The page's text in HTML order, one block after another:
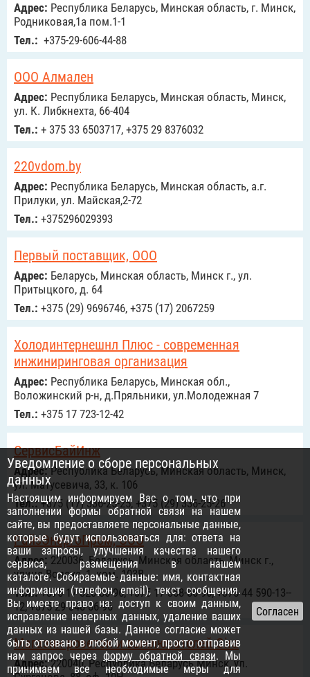
Адрес: Республика Беларусь, Минская область, г. Минск,
Родниковая,1а пом.1-1
Тел.: +375-29-606-44-88
ООО Алмален
Адрес: Республика Беларусь, Минская область, Минск,
ул. К. Либкнехта, 66-404
Тел.: + 375 33 6503717, +375 29 8376032
220vdom.by
Адрес: Республика Беларусь, Минская область, а.г.
Прилуки, ул. Майская,2-72
Тел.: +375296029393
Первый поставщик, ООО
Адрес: Беларусь, Минская область, Минск г., ул.
Притыцкого, д. 64
Тел.: +375 (29) 9696746, +375 (17) 2067259
Холодинтернешнл Плюс - современная
инжиниринговая организация
Адрес: Республика Беларусь, Минская обл.,
Воложинский р-н, д.Пряльники, ул.Молодежная 7
Тел.: +375 17 723-12-42
СервисБайИнж
Адрес:Республика Беларусь, Минская область, Минск,
ул. Матусевича, 33, к. 106
Тел.:+375 (17) 336-25-25, +375 (29) 336-25-26
РайзЭнергоПром, ООО
Адрес: 220036, Беларусь, Минская область, Минск г.,
улица Волоха, 1, ком. 103В
Тел.:+375 17 320-86-96, +375 17 358-86-96, +375 44 590­-13-­
12, +375 29 348­-86-­96
Магазин розеток и выключателей Gira
Адрес:220040, Республика Беларусь Минск, ул.
Уведомление о сборе персональных
данных
Настоящим информируем Вас о том, что при
заполнении формы обратной связи на нашем
сайте, вы предоставляете персональные данные,
которые будут использоваться для: ответа на
ваши запросы, улучшения качества нашего
сервиса, размещения в нашем
каталоге. Собираемые данные: имя, контактная
информация (телефон, email), текст сообщения.
Вы имеете право на: доступ к своим данным,
исправление неверных данных, удаление ваших
данных из нашей базы. Данное согласие может
быть отозвано в любой момент, просто отправив
нам запрос через форму обратной связи. Мы
принимаем все необходимые меры для